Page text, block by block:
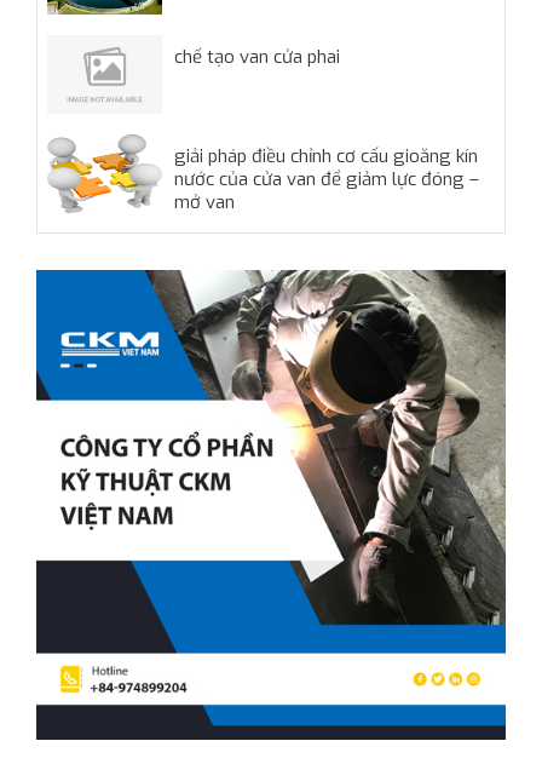
chế tạo van cửa phai
giải pháp điều chỉnh cơ cấu gioăng kín
nước của cửa van để giảm lực đóng –
mở van